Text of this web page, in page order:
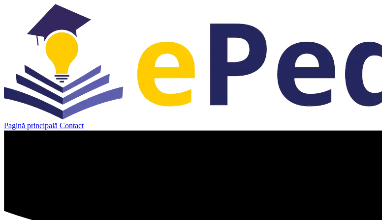
Pagină principală Contact